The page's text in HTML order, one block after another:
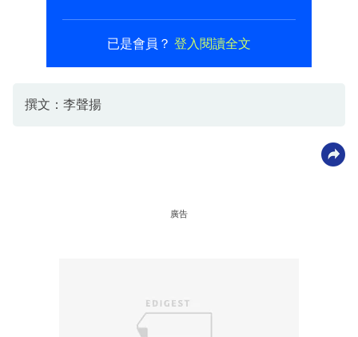
已是會員？ 登入閱讀全文
撰文：李聲揚
廣告